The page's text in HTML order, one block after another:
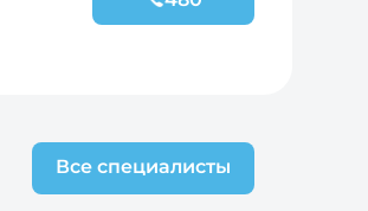
Все специалисты